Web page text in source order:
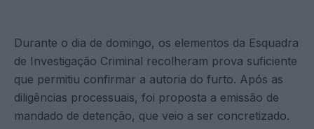
Durante o dia de domingo, os elementos da Esquadra
de Investigação Criminal recolheram prova suficiente
que permitiu confirmar a autoria do furto. Após as
diligências processuais, foi proposta a emissão de
mandado de detenção, que veio a ser concretizado.